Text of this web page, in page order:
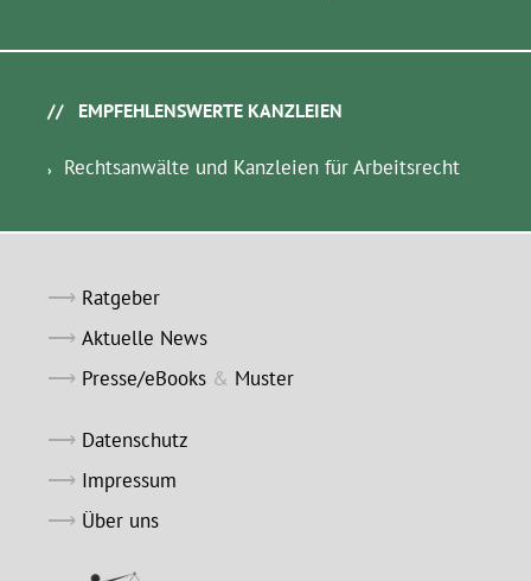
EMPFEHLENSWERTE KANZLEIEN
Rechtsanwälte und Kanzleien für Arbeitsrecht
Ratgeber
Aktuelle News
Presse/eBooks & Muster
Datenschutz
Impressum
Über uns